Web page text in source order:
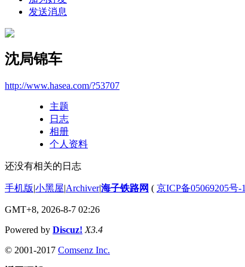
发送消息
沈局锦车
http://www.hasea.com/?53707
主题
日志
相册
个人资料
还没有相关的日志
手机版|小黑屋|Archiver|海子铁路网 ( 京ICP备05069205号-1
GMT+8, 2026-8-7 02:26
Powered by Discuz! X3.4
© 2001-2017 Comsenz Inc.